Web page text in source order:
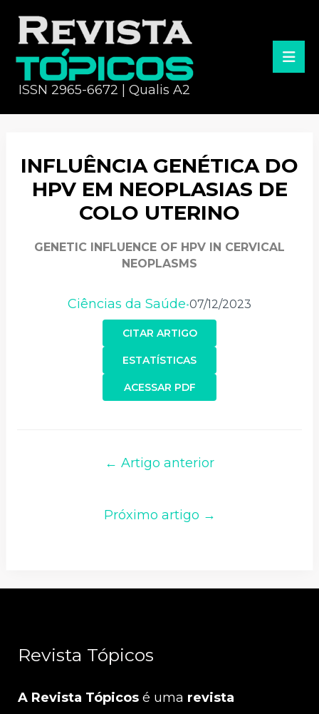
ISSN 2965-6672 | Qualis A2
INFLUÊNCIA GENÉTICA DO
HPV EM NEOPLASIAS DE
COLO UTERINO
GENETIC INFLUENCE OF HPV IN CERVICAL
NEOPLASMS
Ciências da Saúde•07/12/2023
CITAR ARTIGO
ACESSAR PDF
ESTATÍSTICAS
← Artigo anterior
Próximo artigo →
Revista Tópicos
A Revista Tópicos é uma revista